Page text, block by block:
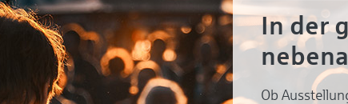
In der
Ob